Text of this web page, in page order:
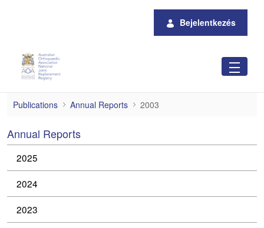
Bejelentkezés
2003
Publications Annual Reports 2003
Annual Reports
2025
2024
2023